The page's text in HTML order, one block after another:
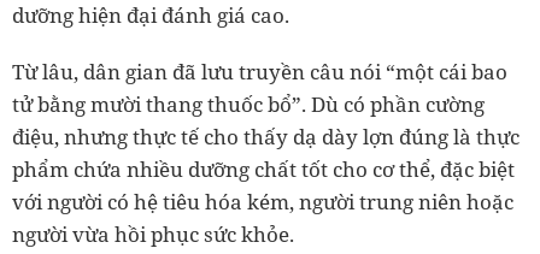
dưỡng hiện đại đánh giá cao.
Từ lâu, dân gian đã lưu truyền câu nói “một cái bao
tử bằng mười thang thuốc bổ”. Dù có phần cường
điệu, nhưng thực tế cho thấy dạ dày lợn đúng là thực
phẩm chứa nhiều dưỡng chất tốt cho cơ thể, đặc biệt
với người có hệ tiêu hóa kém, người trung niên hoặc
người vừa hồi phục sức khỏe.